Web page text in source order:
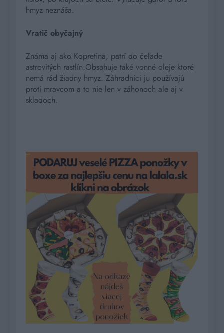
hmyz neznáša.
Vratič obyčajný
Známa aj ako Kopretina, patrí do čeľade
astrovitých rastlín.Obsahuje také vonné oleje ktoré
nemá rád žiadny hmyz. Záhradníci ju používajú
proti mravcom a to nie len v záhonoch ale aj v
skladoch.